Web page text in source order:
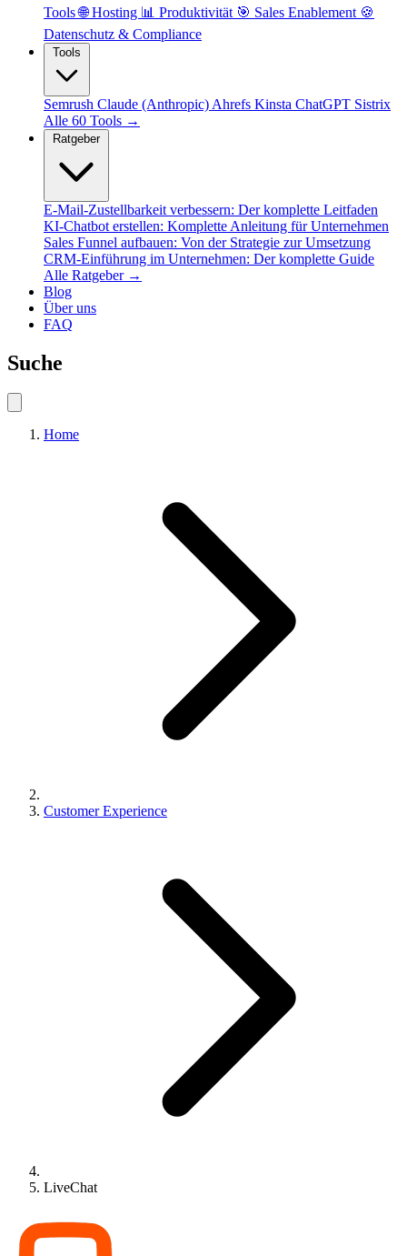
Tools🌐 Hosting 📊 Produktivität 🎯 Sales Enablement 🍪
Datenschutz & Compliance
Semrush Claude (Anthropic) Ahrefs Kinsta ChatGPT Sistrix
Alle 60 Tools →
Ratgeber
E-Mail-Zustellbarkeit verbessern: Der komplette Leitfaden
KI-Chatbot erstellen: Komplette Anleitung für Unternehmen
Sales Funnel aufbauen: Von der Strategie zur Umsetzung
CRM-Einführung im Unternehmen: Der komplette Guide
Alle Ratgeber →
Blog
Über uns
FAQ
Suche
Home
Customer Experience
LiveChat